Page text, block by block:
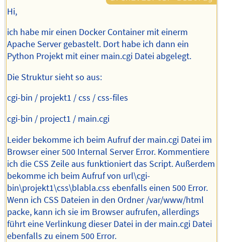
Hi,
ich habe mir einen Docker Container mit einerm
Apache Server gebastelt. Dort habe ich dann ein
Python Projekt mit einer main.cgi Datei abgelegt.
Die Struktur sieht so aus:
cgi-bin / projekt1 / css / css-files
cgi-bin / project1 / main.cgi
Leider bekomme ich beim Aufruf der main.cgi Datei im
Browser einer 500 Internal Server Error. Kommentiere
ich die CSS Zeile aus funktioniert das Script. Außerdem
bekomme ich beim Aufruf von url\cgi-
bin\projekt1\css\blabla.css ebenfalls einen 500 Error.
Wenn ich CSS Dateien in den Ordner /var/www/html
packe, kann ich sie im Browser aufrufen, allerdings
führt eine Verlinkung dieser Datei in der main.cgi Datei
ebenfalls zu einem 500 Error.